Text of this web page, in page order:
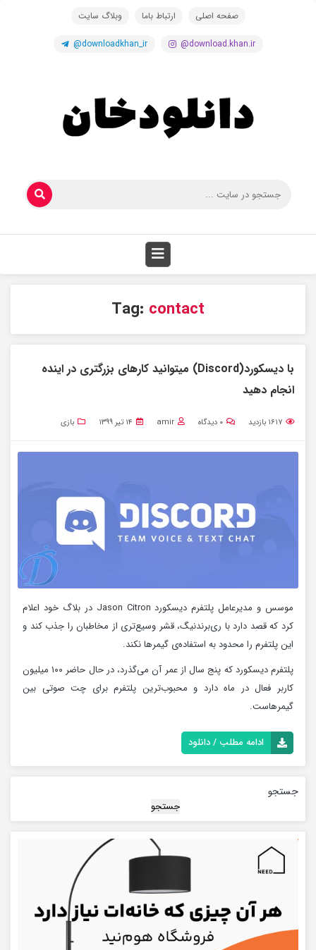
صفحه اصلی ارتباط باما وبلاگ سایت
@download.khan.ir
@downloadkhan_ir
Tag: contact
با دیسکورد(Discord) میتوانید کارهای بزرگتری در اینده
انجام دهید
۱۶۱۷ بازدید ۰ دیدگاه amir ۱۴ تیر ۱۳۹۹ بازی
موسس و مدیرعامل پلتفرم دیسکورد Jason Citron در بلاگ خود اعلام
کرد که قصد دارد با ری‌برندنیگ، قشر وسیع‌تری از مخاطبان را جذب کند و
این پلتفرم را محدود به استفاده‌ی گیمرها نکند.
پلتفرم دیسکورد که پنج سال از عمر آن می‌گذرد، در حال حاضر ۱۰۰ میلیون
کاربر فعال در ماه دارد و محبوب‌ترین پلتفرم برای چت صوتی بین
گیمرهاست.
ادامه مطلب / دانلود
جستجو
جستجو